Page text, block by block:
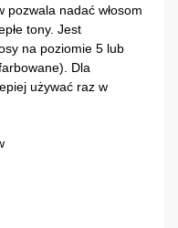
pozwala nadać włosom
tony. Jest
na poziomie 5 lub
Dla
używać raz w